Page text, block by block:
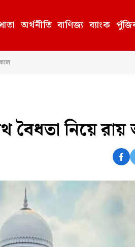
অর্থনীতি বাণিজ্য ব্যাংক
বৈধতা নিয়ে